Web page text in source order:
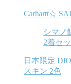
Carhartt☆
シマノ
2着セ
日本限定
スキン 2色